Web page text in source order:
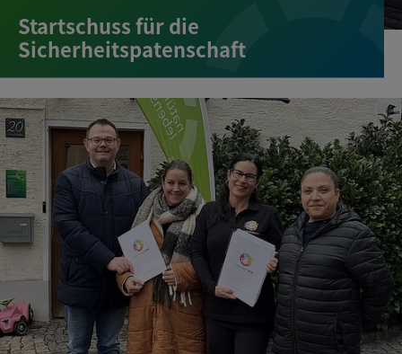
Startschuss für die
Sicherheitspatenschaft